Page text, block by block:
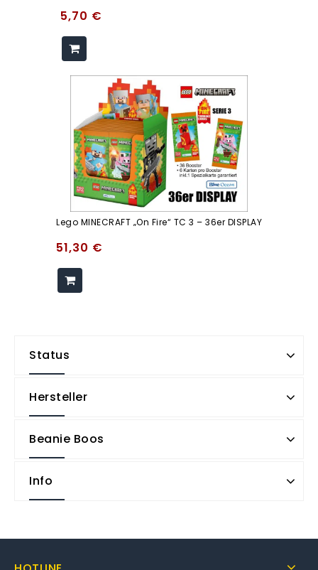
5,70 €
Lego MINECRAFT „On Fire“ TC 3 – 36er DISPLAY
51,30 €
Status
Hersteller
Beanie Boos
Info